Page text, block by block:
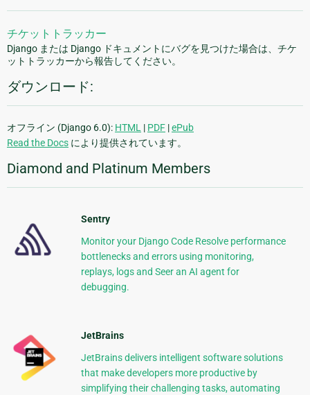
チケットトラッカー
Django または Django ドキュメントにバグを見つけた場合は、チケ
ットトラッカーから報告してください。
ダウンロード:
オフライン (Django 6.0): HTML | PDF |ePub
Read the Docs により提供されています。
Diamond and Platinum Members
Sentry
Monitor your Django Code Resolve performance
bottlenecks and errors using monitoring,
replays, logs and Seer an AI agent for
debugging.
JetBrains
JetBrains delivers intelligent software solutions
that make developers more productive by
simplifying their challenging tasks, automating